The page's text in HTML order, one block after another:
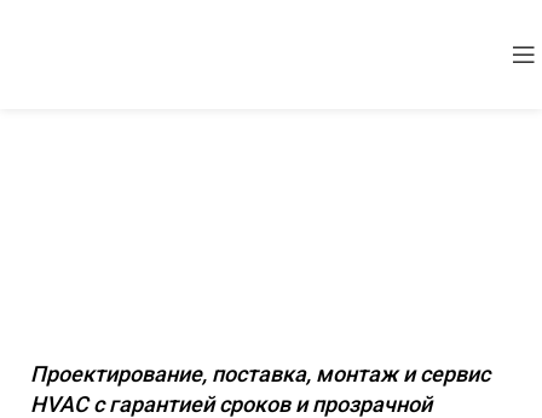
Проектирование, поставка, монтаж и сервис
HVAC с гарантией сроков и прозрачной